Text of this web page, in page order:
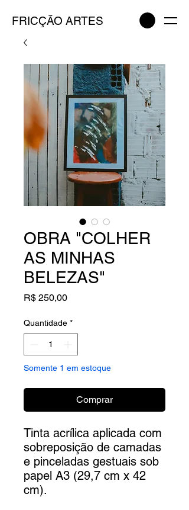
FRICÇÃO ARTES
OBRA "COLHER
AS MINHAS
BELEZAS"
R$ 250,00Preço
Quantidade *
Somente 1 em estoque
Comprar
Tinta acrílica aplicada com
sobreposição de camadas
e pinceladas gestuais sob
papel A3 (29,7 cm x 42
cm).